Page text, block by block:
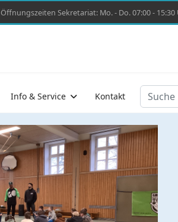
Öffnungszeiten Sekretariat: Mo. - Do. 07:00 - 15:30
Info & Service Kontakt Suchen